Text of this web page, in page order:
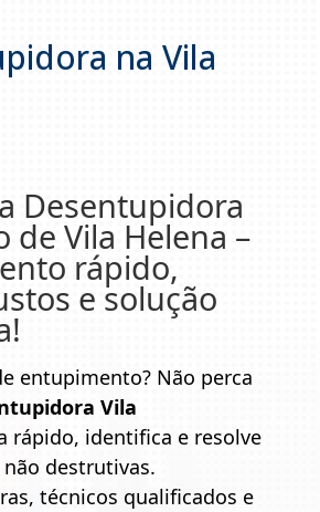
na Vila
Desentupidora
de Vila Helena –
rápido,
e solução
entupimento? Não perca
Vila
rápido, identifica e resolve
destrutivas.
técnicos qualificados e